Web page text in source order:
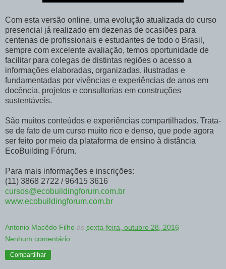
Com esta versão online, uma evolução atualizada do curso
presencial já realizado em dezenas de ocasiões para
centenas de profissionais e estudantes de todo o Brasil,
sempre com excelente avaliação, temos oportunidade de
facilitar para colegas de distintas regiões o acesso a
informações elaboradas, organizadas, ilustradas e
fundamentadas por vivências e experiências de anos em
docência, projetos e consultorias em construções
sustentáveis.
São muitos conteúdos e experiências compartilhados. Trata-
se de fato de um curso muito rico e denso, que pode agora
ser feito por meio da plataforma de ensino à distância
EcoBuilding Fórum.
Para mais informações e inscrições:
(11) 3868 2722 / 96415 3616
cursos@ecobuildingforum.com.br
www.ecobuildingforum.com.br
Antonio Macêdo Filho às sexta-feira, outubro 28, 2016
Nenhum comentário:
Compartilhar